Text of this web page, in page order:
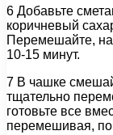
6 Добавьте
коричневый
Перемешайте,
10-15 минут.
7 В чашке
тщательно
готовьте все
перемешивая,